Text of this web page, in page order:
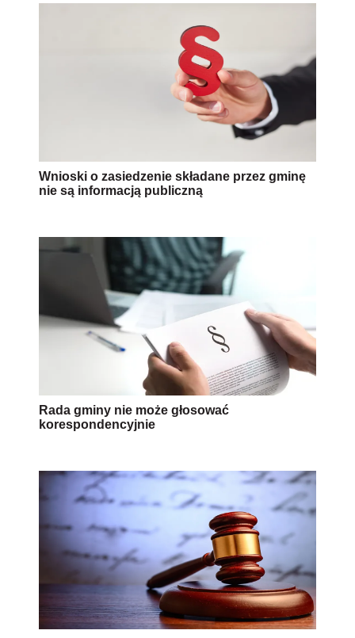
Wnioski o zasiedzenie składane przez gminę
nie są informacją publiczną
Rada gminy nie może głosować
korespondencyjnie